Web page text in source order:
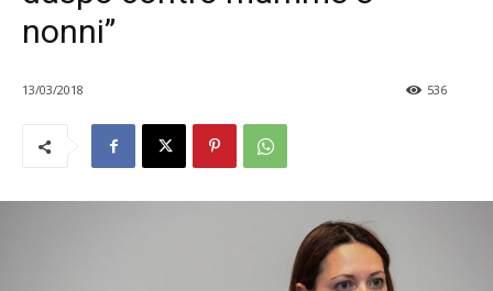
nonni”
13/03/2018 536